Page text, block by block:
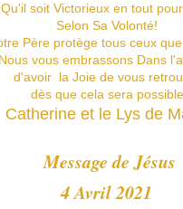
Qu'il soit Victorieux en tout
Selon Sa Volonté!
Père protège tous ceux
Nous vous embrassons Dans
d'avoir la Joie de vous
dès que cela sera possible
Catherine et le Lys de
Message de Jésus
4 Avril 2021